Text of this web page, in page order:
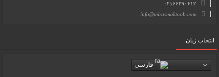
۰۲۱۶۶۴۹۰۶۱۲
info@mirasmaktoob.com
انتخاب زبان
فارسی